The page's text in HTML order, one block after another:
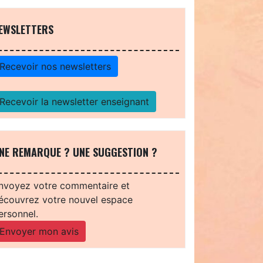
Recevoir nos newsletters
Recevoir la newsletter enseignant
REMARQUE ? UNE SUGGESTION ?
votre commentaire et
votre nouvel espace
Envoyer mon avis